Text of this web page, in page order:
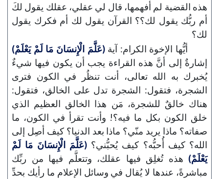
هذه القضية لم أفهمها، قال لي عقلي، عقلك يقول لكَ
أم ربُّك يقول لك؟؟ القرآن يقول لك أم فكرك يقول
لك؟
أيُّها الإخوة الكرام: آية(عَلَّمَ الْإِنسَانَ مَا لَمْ يَعْلَمْ)
إشارةٌ إلى أنَّ هذه القراءة يجب أن يكون فيها شيءٌ
يُخبرك به الله تعالى، أنت تنظُر في الكون فترى
الشجرة، فتقول: الشجرة تدل على الخالق، فتقول:
هناك خالقٌ للشجرة، مَن هذا الخالق العظيم الذي
خلق الكون بكل ما فيه؟! وأنت تقرأ في الكون، ما
صفاته؟ ماذا يريد منّي؟ ماذا بعد الدنيا؟ كيف أصِل إلى
الله؟ كيف أُحبُّه؟ كيف يُحبُّني؟(عَلَّمَ الْإِنسَانَ مَا لَمْ
يَعْلَمْ) هذه تُغلِق فيها عقلك، وتتعلَّم فيها من ربِّك
مباشرةً، عندها لا يُقال في وسائل الإعلام ما رأيك بحدِّ